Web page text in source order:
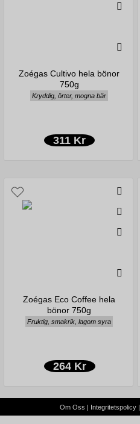
Zoégas Cultivo hela bönor
750g
Kryddig, örter, mogna bär
311 Kr
Zoégas Eco Coffee hela
bönor 750g
Fruktig, smakrik, lagom syra
264 Kr
Om Oss | Integritetspolicy|